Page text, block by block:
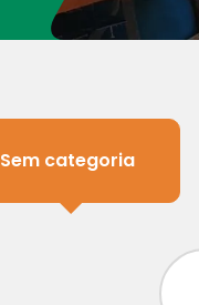
Sem categoria